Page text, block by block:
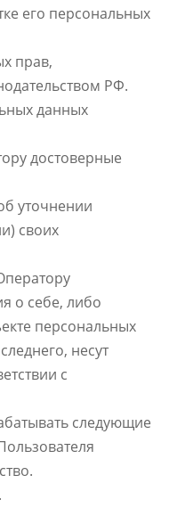
его персональных
прав,
РФ.
данных
достоверные
уточнении
своих
о себе, либо
персональных
несут
с
следующие